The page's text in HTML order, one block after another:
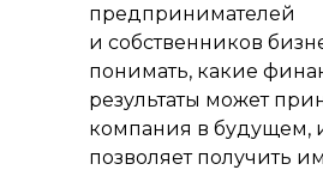
предпринимателей
и собственников
понимать, какие
результаты может
компания в будущем,
позволяет получить